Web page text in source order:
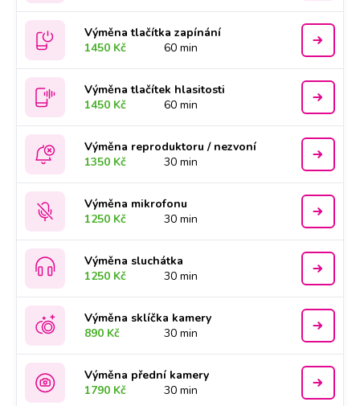
Výměna tlačítka zapínání
1450 Kč
60 min
Výměna tlačítek hlasitosti
1450 Kč
60 min
Výměna reproduktoru / nezvoní
1350 Kč
30 min
Výměna mikrofonu
1250 Kč
30 min
Výměna sluchátka
1250 Kč
30 min
Výměna sklíčka kamery
890 Kč
30 min
Výměna přední kamery
1790 Kč
30 min